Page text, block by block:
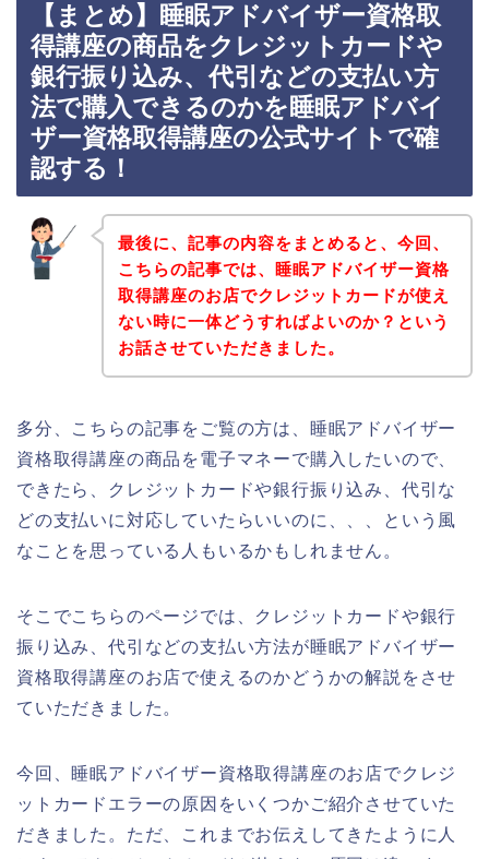
【まとめ】睡眠アドバイザー資格取
得講座の商品をクレジットカードや
銀行振り込み、代引などの支払い方
法で購入できるのかを睡眠アドバイ
ザー資格取得講座の公式サイトで確
認する！
最後に、記事の内容をまとめると、今回、
こちらの記事では、睡眠アドバイザー資格
取得講座のお店でクレジットカードが使え
ない時に一体どうすればよいのか？という
お話させていただきました。
多分、こちらの記事をご覧の方は、睡眠アドバイザー
資格取得講座の商品を電子マネーで購入したいので、
できたら、クレジットカードや銀行振り込み、代引な
どの支払いに対応していたらいいのに、、、という風
なことを思っている人もいるかもしれません。
そこでこちらのページでは、クレジットカードや銀行
振り込み、代引などの支払い方法が睡眠アドバイザー
資格取得講座のお店で使えるのかどうかの解説をさせ
ていただきました。
今回、睡眠アドバイザー資格取得講座のお店でクレジ
ットカードエラーの原因をいくつかご紹介させていた
だきました。ただ、これまでお伝えしてきたように人